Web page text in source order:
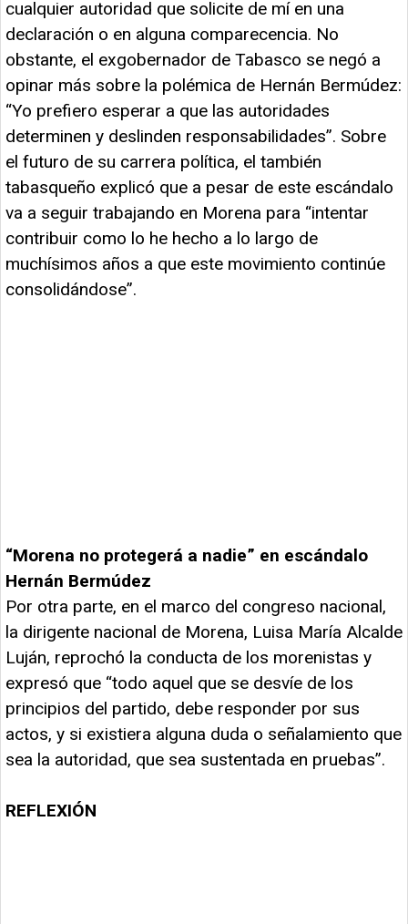
cualquier autoridad que solicite de mí en una
declaración o en alguna comparecencia. No
obstante, el exgobernador de Tabasco se negó a
opinar más sobre la polémica de Hernán Bermúdez:
“Yo prefiero esperar a que las autoridades
determinen y deslinden responsabilidades”. Sobre
el futuro de su carrera política, el también
tabasqueño explicó que a pesar de este escándalo
va a seguir trabajando en Morena para “intentar
contribuir como lo he hecho a lo largo de
muchísimos años a que este movimiento continúe
consolidándose”.
“Morena no protegerá a nadie” en escándalo
Hernán Bermúdez
Por otra parte, en el marco del congreso nacional,
la dirigente nacional de Morena, Luisa María Alcalde
Luján, reprochó la conducta de los morenistas y
expresó que “todo aquel que se desvíe de los
principios del partido, debe responder por sus
actos, y si existiera alguna duda o señalamiento que
sea la autoridad, que sea sustentada en pruebas”.
REFLEXIÓN